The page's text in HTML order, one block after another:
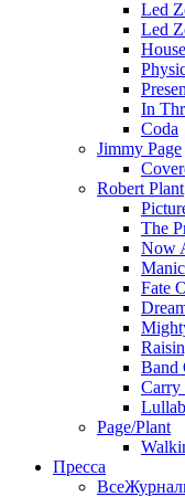
Led
Led
In
Coda
Jimmy Page
Robert Plant
The
Now
Fate
Band
Carry
Page/Plant
Пресса
Все